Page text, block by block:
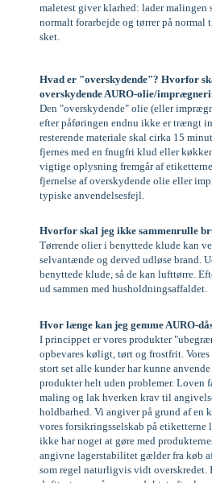
maletest giver klarhed: lader malingen
normalt forarbejde og tørrer på normal
sket.
Hvad er "overskydende"? Hvorfor
overskydende AURO-olie/
Den "overskydende" olie (eller
efter påføringen endnu ikke er trængt
resterende materiale skal cirka 15
fjernes med en fnugfri klud eller
vigtige oplysning fremgår af
fjernelse af overskydende olie eller
typiske anvendelsesfejl.
Hvorfor skal jeg ikke sammenrulle
Tørrende olier i benyttede klude kan
selvantænde og derved udløse brand.
benyttede klude, så de kan lufttørre.
ud sammen med husholdningsaffaldet.
Hvor længe kan jeg gemme AURO-
I princippet er vores produkter
opbevares køligt, tørt og frostfrit.
stort set alle kunder har kunne
produkter helt uden problemer. Loven
maling og lak hverken krav til
holdbarhed. Vi angiver på grund af en
vores forsikringsselskab på etiketterne
ikke har noget at gøre med
angivne lagerstabilitet gælder fra køb
som regel naturligvis vidt